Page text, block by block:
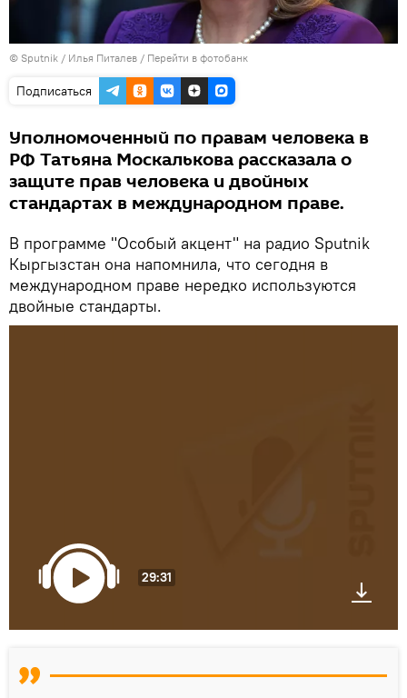
© Sputnik / Илья Питалев / Перейти в фотобанк
Подписаться
Уполномоченный по правам человека в
РФ Татьяна Москалькова рассказала о
защите прав человека и двойных
стандартах в международном праве.
В программе "Особый акцент" на радио Sputnik
Кыргызстан она напомнила, что сегодня в
международном праве нередко используются
двойные стандарты.
29:31